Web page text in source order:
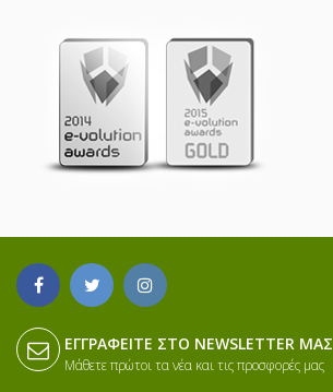
ΕΓΓΡΑΦΕΊΤΕ ΣΤΟ NEWSLETTER ΜΑΣ
Μάθετε πρώτοι τα νέα και τις προσφορές μας